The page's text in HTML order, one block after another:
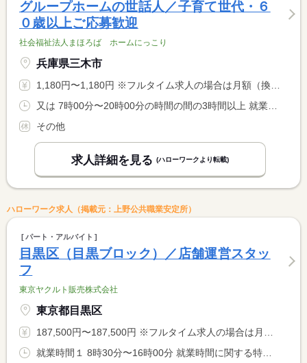
グループホームの世話人／子育て世代・６
０歳以上ご応募歓迎
社会福祉法人まほろば ホームにっこり
兵庫県三木市
1,180円〜1,180円 ※フルタイム求人の場合は月額（換算額）、パート求人の場合は時間額を表示しています。
その他
求人詳細を見る (ハローワークより転載)
ハローワーク求人（掲載元：上野公共職業安定所）
パート・アルバイト
目黒区（目黒ブロック）／店舗運営スタッ
フ
東京ヤクルト販売株式会社
東京都目黒区
187,500円〜187,500円 ※フルタイム求人の場合は月額（換算額）、パート求人の場合は時間額を表示しています。